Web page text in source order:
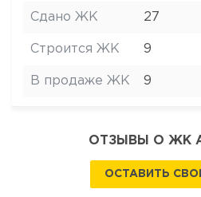
Сдано ЖК 27
Строится ЖК 9
В продаже ЖК 9
ОТЗЫВЫ О ЖК
ОСТАВИТЬ